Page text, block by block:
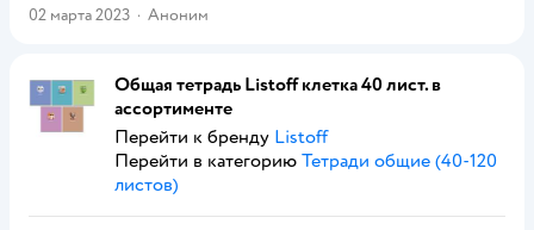
02 марта 2023 · Аноним
Общая тетрадь Listoff клетка 40 лист. в
ассортименте
Перейти к бренду Listoff
Перейти в категорию Тетради общие (40-120
листов)